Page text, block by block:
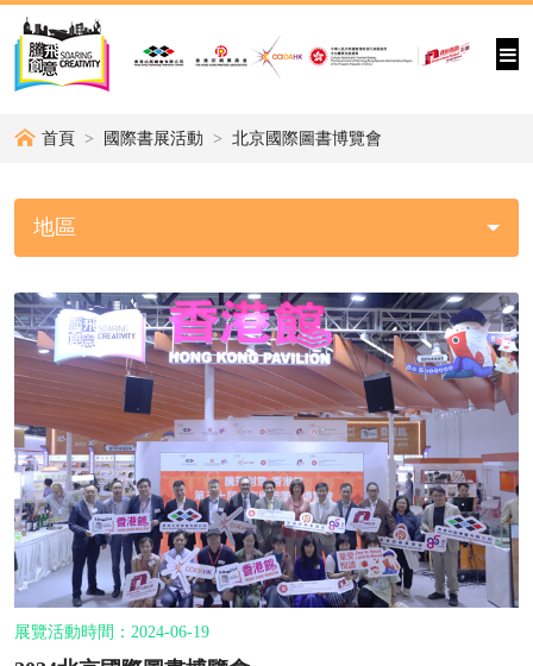
首頁 國際書展活動 北京國際圖書博覽會
地區
展覽活動時間：2024-06-19